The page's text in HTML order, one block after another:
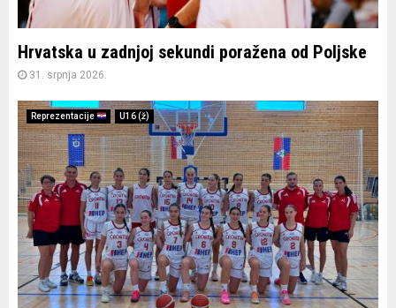
Hrvatska u zadnjoj sekundi poražena od Poljske
31. srpnja 2026.
Reprezentacije U16 (ž)